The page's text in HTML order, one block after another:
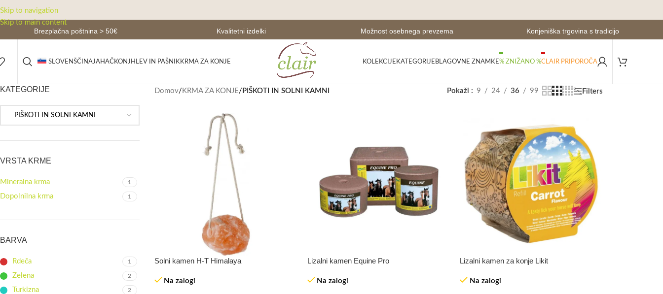
Skip to navigation
Skip to main content
Brezplačna poštnina > 50€ Kvalitetni izdelki Možnost osebnega prevzema Konjeniška trgovina s tradicijo
SLOVENŠČINAJAHAČKONJ HLEV IN PAŠNIK KRMA ZA KONJE KOLEKCIJE KATEGORIJE BLAGOVNE ZNAMKE% ZNIŽANO %CLAIR PRIPOROČA
KATEGORIJE
VRSTA KRME
Mineralna krma 1
Dopolnilna krma 1
BARVA
Rdeča 1
Zelena 2
Turkizna 2
Domov/ KRMA ZA KONJE/ PIŠKOTI IN SOLNI KAMNI Pokaži 9 24 36 99 Filters
Solni kamen H-T Himalaya
Na zalogi
Lizalni kamen Equine Pro
Na zalogi
Lizalni kamen za konje Likit
Na zalogi